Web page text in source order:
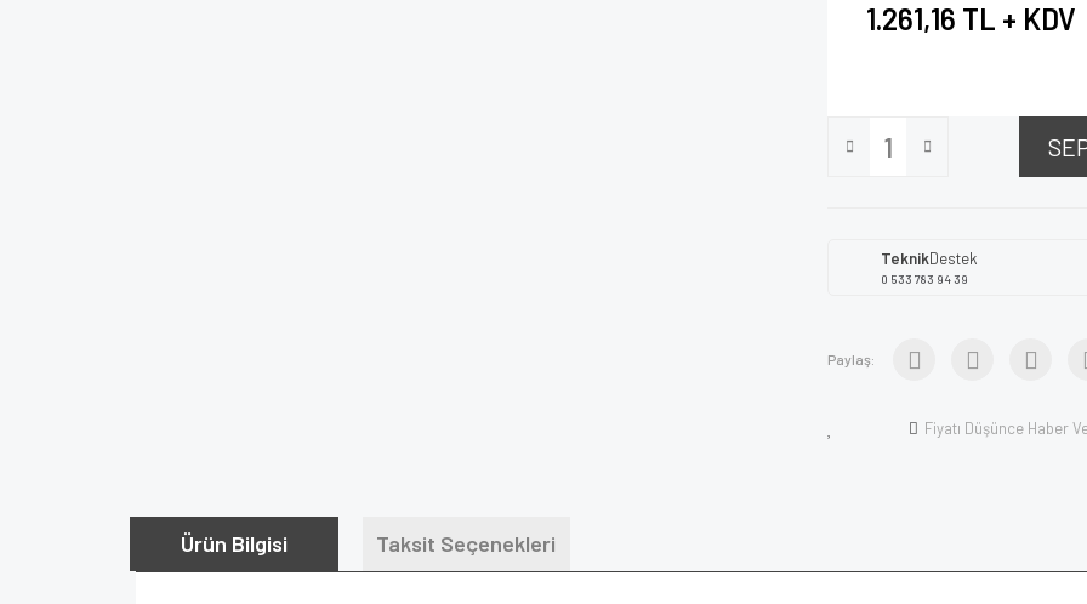
1.261,16 TL + KDV
TeknikDestek
0 533 783 94 39
Paylaş:
Fiyatı Düşünce Haber
Ürün Bilgisi Taksit Seçenekleri